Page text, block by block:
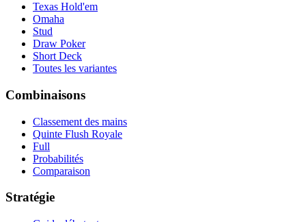
Texas Hold'em
Omaha
Stud
Draw Poker
Short Deck
Toutes les variantes
Combinaisons
Classement des mains
Quinte Flush Royale
Full
Probabilités
Comparaison
Stratégie